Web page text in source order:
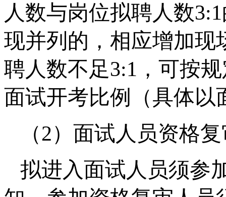
人数与岗位拟聘人数
现并列的，相应增加现
聘人数不足3:1，可按
面试开考比例（具体以
（2）面试人员资格
拟进入面试人员须参